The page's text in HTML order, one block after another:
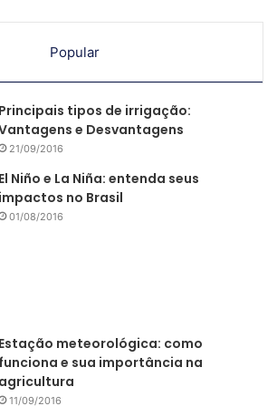
exato da intervenção com controle
de praguicidas menos persistentes,
exato da necessidade da
de desenvolvimento de resistências
das pragas;
dos praguicidas, consequentemente
menor contaminações de pessoas,
do monitoramento, identificar a
químico, entre outras medidas.
Popular
Principais tipos de irrigação:
e Desvantagens
21/09/2016
El Niño e La Niña: entenda seus
impactos no Brasil
01/08/2016
Estação meteorológica: como
funciona e sua importância na
agricultura
11/09/2016